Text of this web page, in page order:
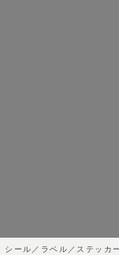
シール／ラベル／ステッカ